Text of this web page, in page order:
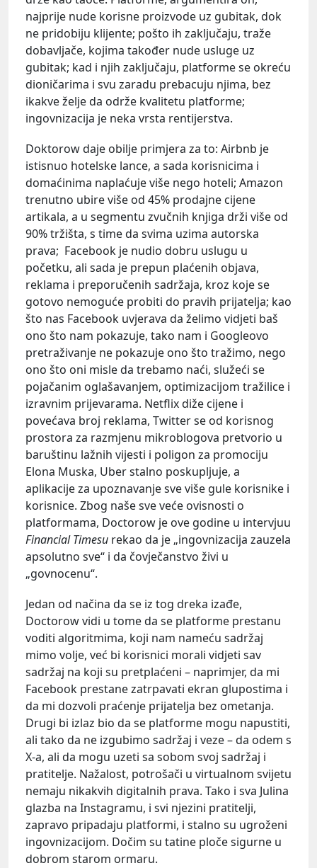
najprije nude korisne proizvode uz gubitak, dok
ne pridobiju klijente; pošto ih zaključaju, traže
dobavljače, kojima također nude usluge uz
gubitak; kad i njih zaključaju, platforme se okreću
dioničarima i svu zaradu prebacuju njima, bez
ikakve želje da održe kvalitetu platforme;
ingovnizacija je neka vrsta rentijerstva.
Doktorow daje obilje primjera za to: ­Airbnb je
istisnuo hotelske lance, a sada korisnicima i
domaćinima naplaćuje više nego hoteli; Amazon
trenutno ubire više od 45% prodajne cijene
artikala, a u segmentu zvučnih knjiga drži više od
90% tržišta, s time da svima uzima autorska
prava; Facebook je nudio dobru uslugu u
početku, ali sada je prepun plaćenih objava,
reklama i preporučenih sadržaja, kroz koje se
gotovo nemoguće probiti do pravih prijatelja; kao
što nas Facebook uvjerava da želimo vidjeti baš
ono što nam pokazuje, tako nam i Googleovo
pretraživanje ne pokazuje ono što tražimo, nego
ono što oni misle da trebamo naći, služeći se
pojačanim oglašavanjem, optimizacijom tražilice i
izravnim prijevarama. Netflix diže cijene i
povećava broj reklama, Twitter se od korisnog
prostora za razmjenu mikroblogova pretvorio u
baruštinu lažnih vijesti i poligon za promociju
Elona Muska, Uber stalno poskupljuje, a
aplikacije za upoznavanje sve više gule korisnike i
korisnice. Zbog naše sve veće ovisnosti o
platformama, Doctorow je ove godine u intervjuu
Financial Timesu rekao da je „ingovnizacija zauzela
apsolutno sve“ i da čovječanstvo živi u
„govnocenu“.
Jedan od načina da se iz tog dreka izađe,
Doctorow vidi u tome da se platforme prestanu
voditi algoritmima, koji nam nameću sadržaj
mimo volje, već bi korisnici morali vidjeti sav
sadržaj na koji su pretplaćeni – naprimjer, da mi
Facebook prestane zatrpavati ekran glupostima i
da mi dozvoli praćenje prijatelja bez ometanja.
Drugi bi izlaz bio da se platforme mogu napustiti,
ali tako da ne izgubimo sadržaj i veze – da odem s
X-a, ali da mogu uzeti sa sobom svoj sadržaj i
pratitelje. Nažalost, potrošači u virtualnom svijetu
nemaju nikakvih digitalnih prava. Tako i sva Julina
glazba na Instagramu, i svi njezini pratitelji,
zapravo pripadaju platformi, i stalno su ugroženi
ingovnizacijom. Dočim su tatine ploče sigurne u
dobrom starom ormaru.